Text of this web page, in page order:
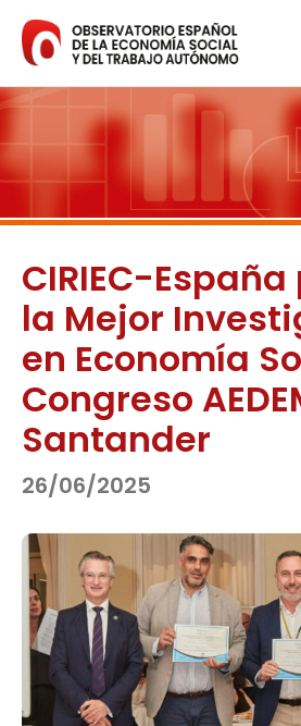
contenido
CIRIEC-
la Mejor
en Economía
Congreso
Santander
26/06/2025